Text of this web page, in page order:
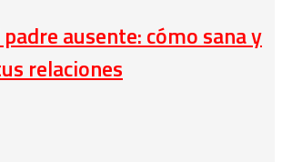
ausente: cómo sana y
relaciones